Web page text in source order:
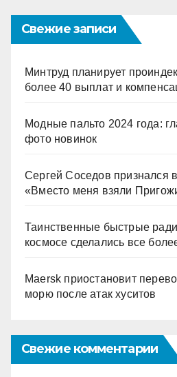
Свежие записи
Минтруд планирует
более 40 выплат и
Модные пальто 2024 года:
фото новинок
Сергей Соседов признался
«Вместо меня взяли
Таинственные быстрые
космосе сделались все
Maersk приостановит
морю после атак хуситов
Свежие комментарии